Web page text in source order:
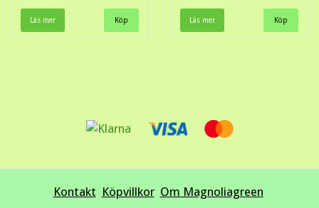
Läs mer Läs mer
Kontakt Köpvillkor Om Magnoliagreen